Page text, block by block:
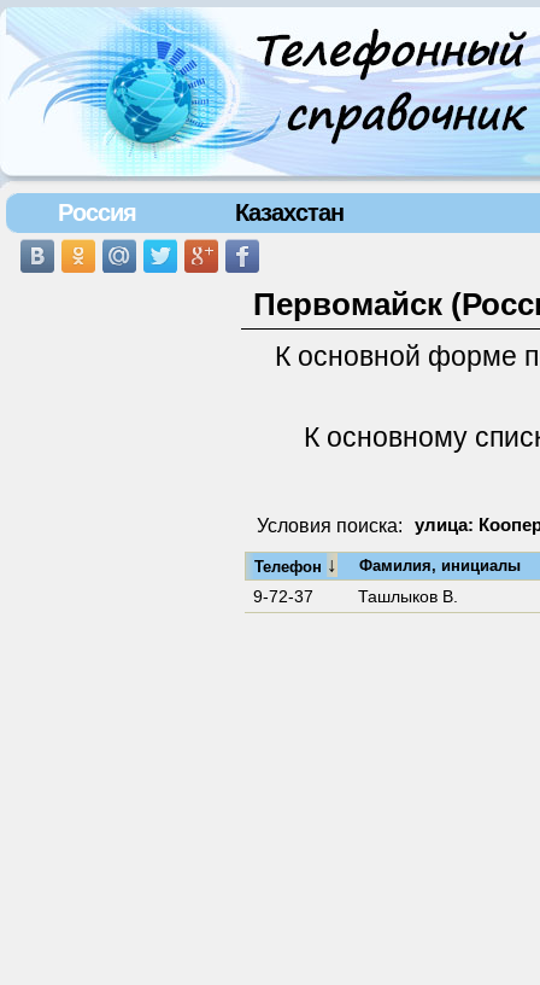
Россия Казахстан
Первомайск
К основной форме
К основному
Условия поиска: улица:
Телефон ↓ Фамилия, инициалы
9-72-37 Ташлыков В.